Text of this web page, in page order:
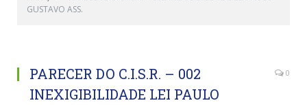
GUSTAVO ASS.
PARECER DO C.I.S.R. – 002
INEXIGIBILIDADE LEI PAULO
0